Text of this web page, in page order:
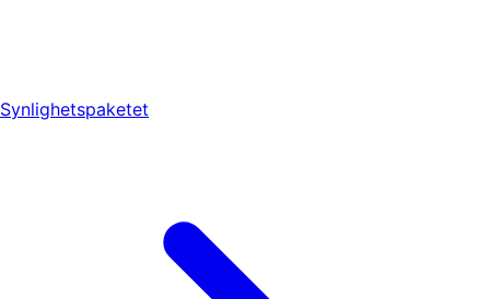
Synlighetspaketet